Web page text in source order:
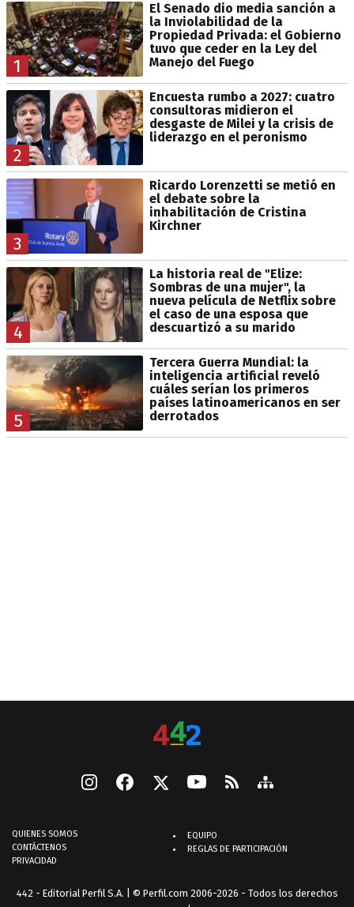
1
El Senado dio media sanción a
la Inviolabilidad de la
Propiedad Privada: el Gobierno
tuvo que ceder en la Ley del
Manejo del Fuego
2
Encuesta rumbo a 2027: cuatro
consultoras midieron el
desgaste de Milei y la crisis de
liderazgo en el peronismo
3
Ricardo Lorenzetti se metió en
el debate sobre la
inhabilitación de Cristina
Kirchner
4
La historia real de "Elize:
Sombras de una mujer", la
nueva película de Netflix sobre
el caso de una esposa que
descuartizó a su marido
5
Tercera Guerra Mundial: la
inteligencia artificial reveló
cuáles serían los primeros
países latinoamericanos en ser
derrotados
QUIENES SOMOS
CONTÁCTENOS
PRIVACIDAD
EQUIPO
REGLAS DE PARTICIPACIÓN
442 - Editorial Perfil S.A. | © Perfil.com 2006-2026 - Todos los derechos